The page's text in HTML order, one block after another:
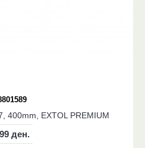
400mm, EXTOL PREMIUM
ден.